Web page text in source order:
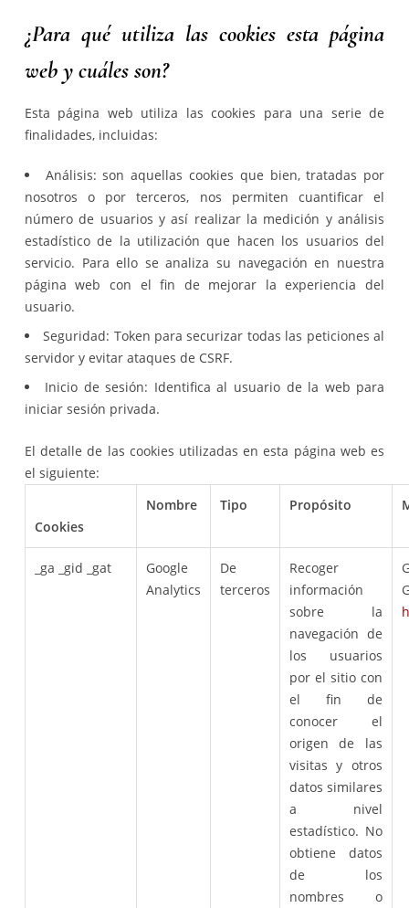
¿Para qué utiliza las cookies esta página
web y cuáles son?
Esta página web utiliza las cookies para una serie de
finalidades, incluidas:
Análisis: son aquellas cookies que bien, tratadas por
nosotros o por terceros, nos permiten cuantificar el
número de usuarios y así realizar la medición y análisis
estadístico de la utilización que hacen los usuarios del
servicio. Para ello se analiza su navegación en nuestra
página web con el fin de mejorar la experiencia del
usuario.
Seguridad: Token para securizar todas las peticiones al
servidor y evitar ataques de CSRF.
Inicio de sesión: Identifica al usuario de la web para
iniciar sesión privada.
El detalle de las cookies utilizadas en esta página web es
el siguiente:
Cookies
Nombre Tipo Propósito
_ga _gid _gat
Google
Analytics
De
terceros
Recoger
información
sobre la
navegación de
los usuarios
por el sitio con
el fin de
conocer el
origen de las
visitas y otros
datos similares
a nivel
estadístico. No
obtiene datos
de los
nombres o